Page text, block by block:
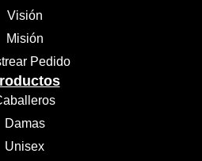
Visión
Misión
Pedido
Damas
Unisex